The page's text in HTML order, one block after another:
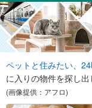
ペットと住みたい
に入りの物件を探し出
(画像提供：アフロ)